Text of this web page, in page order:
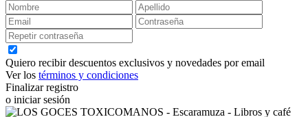
Quiero recibir descuentos exclusivos y novedades por email
Ver los términos y condiciones
Finalizar registro
o iniciar sesión